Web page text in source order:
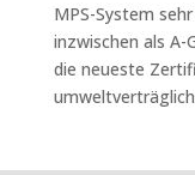
MPS-System
inzwischen als
die neueste